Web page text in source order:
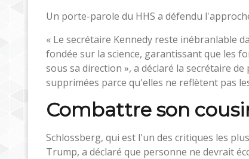
Un porte-parole du HHS a défendu
« Le secrétaire Kennedy reste inébranlable
fondée sur la science, garantissant que les
sous sa direction », a déclaré la secrétaire
supprimées parce qu'elles ne reflètent pas
Combattre son
Schlossberg, qui est l'un des critiques les
Trump, a déclaré que personne ne devrait